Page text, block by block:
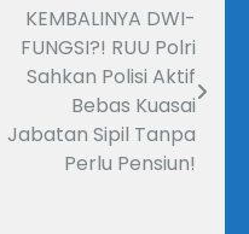
KEMBALINYA DWI-
FUNGSI?! RUU Polri
Sahkan Polisi Aktif
Bebas Kuasai
Jabatan Sipil Tanpa
Perlu Pensiun!